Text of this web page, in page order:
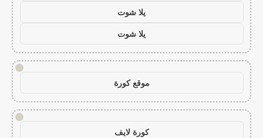
يلا شوت
يلا شوت
!
موقع كورة
!
كورة لايف